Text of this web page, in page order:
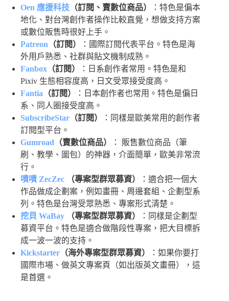
Oen 應援科技 （訂閱、賣數位商品）
：特色是偏本
地化、對台灣創作者操作比較直覺，想做支持方案
或數位販售時很好上手。
Patreon （訂閱）
：國際訂閱代表平台。特色是海
外用戶熟悉、社群與貼文機制成熟。
Fanbox （訂閱）
：日系創作者常用。特色是和
Pixiv 生態相容度高，日文受眾接受度高。
Fantia （訂閱）
：日本創作者也常用。特色是偏日
系、同人圈接受度高。
SubscribeStar （訂閱）
：同樣是歐美常用的創作者
訂閱型平台。
Gumroad （賣數位商品）
： 販售數位商品（筆
刷、教學、圖包）的神器，介面簡單，歐美非常流
行。
嘖嘖 ZecZec （專案型群眾募資）
：適合把一個大
作品做成企劃案，例如畫冊、周邊套組、企劃型系
列。特色是台灣受眾熟悉、專案形式清楚。
挖貝 WaBay （專案型群眾募資）
：同樣是企劃型
募資平台。特色是適合做階段性專案，把大目標拆
成一波一波的支持。
Kickstarter （海外專案型群眾募資）
：如果你要打
國際市場、做英文專案頁（如出版英文畫冊），這
是首選。